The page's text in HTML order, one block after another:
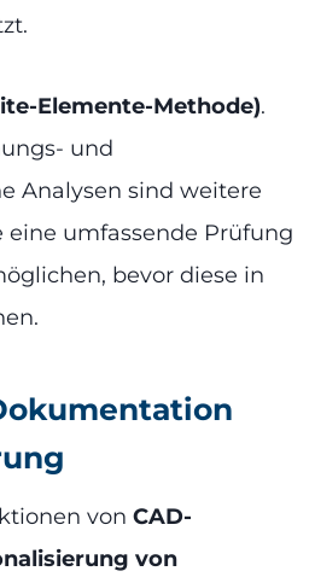
Elemente-Methode).
und
Analysen sind weitere
umfassende Prüfung
bevor diese in
von CAD-
von